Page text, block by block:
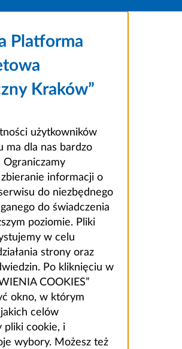
Platforma
Kraków”
użytkowników
ma dla nas bardzo
Ograniczamy
informacji o
do niezbędnego
do świadczenia
poziomie. Pliki
w celu
strony oraz
Po kliknięciu w
COOKIES”
okno, w którym
celów
pliki cookie, i
wybory. Możesz też